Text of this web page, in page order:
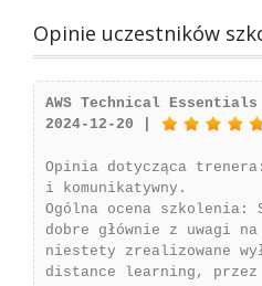
Opinie uczestników
AWS Technical Essentials
2024-12-20 |
Opinia dotycząca
i komunikatywny.
Ogólna ocena szkolenia:
dobre głównie z uwagi
niestety zrealizowane
distance learning,